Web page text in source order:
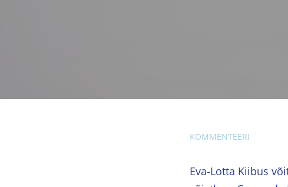
KOMMENTEERI
Eva-Lotta Kiibus